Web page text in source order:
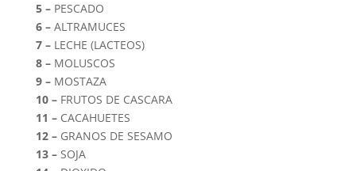
5 –PESCADO
6 –ALTRAMUCES
7 –LECHE (LACTEOS)
8 –MOLUSCOS
9 –MOSTAZA
10 –FRUTOS DE CASCARA
11 –CACAHUETES
12 –GRANOS DE SESAMO
13 –SOJA